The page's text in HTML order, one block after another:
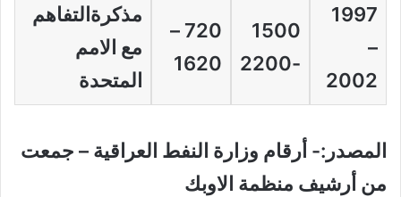
1997
–
2002
1500
-2200
720 –
1620
مذكرةالتفاهم
مع الامم
المتحدة
المصدر:- أرقام وزارة النفط العراقية – جمعت
من أرشيف منظمة الاوبك